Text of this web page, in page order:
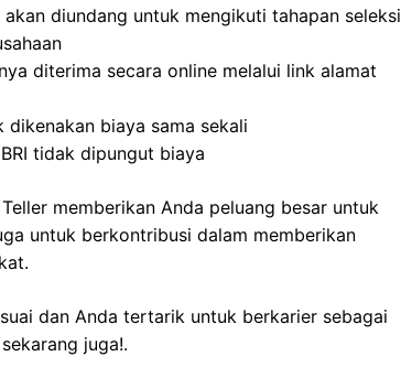
diundang untuk mengikuti tahapan seleksi
diterima secara online melalui link alamat
dikenakan biaya sama sekali
tidak dipungut biaya
memberikan Anda peluang besar untuk
untuk berkontribusi dalam memberikan
dan Anda tertarik untuk berkarier sebagai
juga!.